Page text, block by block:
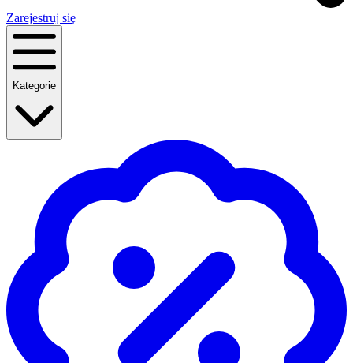
Zarejestruj się
Kategorie